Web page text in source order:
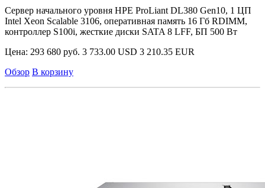
Сервер начального уровня HPE ProLiant DL380 Gen10, 1 ЦП
Intel Xeon Scalable 3106, оперативная память 16 Гб RDIMM,
контроллер S100i, жесткие диски SATA 8 LFF, БП 500 Вт
Цена: 293 680 руб. 3 733.00 USD 3 210.35 EUR
Обзор В корзину